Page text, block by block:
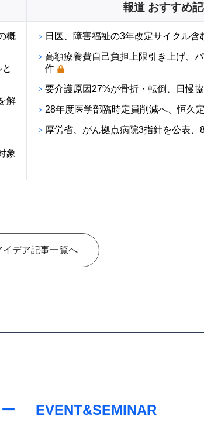
概
解
象
報道 おすすめ
日医、障害福祉の3年改定サイクル含
高額療養費自己負担上限引き上げ、
件
要介護原因27%が骨折・転倒、日慢
28年度医学部臨時定員削減へ、恒久
厚労省、がん拠点病院3指針を公表
イデア記事一覧へ
EVENT&SEMINAR